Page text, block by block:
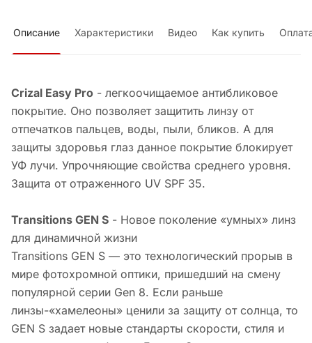
Описание Характеристики Видео Как купить
Crizal Easy Pro - легкоочищаемое антибликовое
покрытие. Оно позволяет защитить линзу от
отпечатков пальцев, воды, пыли, бликов. А для
защиты здоровья глаз данное покрытие блокирует
УФ лучи. Упрочняющие свойства среднего уровня.
Защита от отраженного UV SPF 35.
Transitions GEN S - Новое поколение «умных» линз
для динамичной жизни
Transitions GEN S — это технологический прорыв в
мире фотохромной оптики, пришедший на смену
популярной серии Gen 8. Если раньше
линзы-«хамелеоны» ценили за защиту от солнца, то
GEN S задает новые стандарты скорости, стиля и